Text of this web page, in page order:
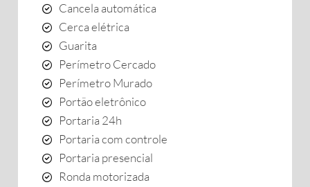
Cancela automática
Cerca elétrica
Guarita
Perímetro Cercado
Perímetro Murado
Portão eletrônico
Portaria 24h
Portaria com controle
Portaria presencial
Ronda motorizada